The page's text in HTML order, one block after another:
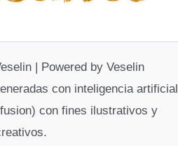
| Powered by Veselin
con inteligencia artificial
con fines ilustrativos y